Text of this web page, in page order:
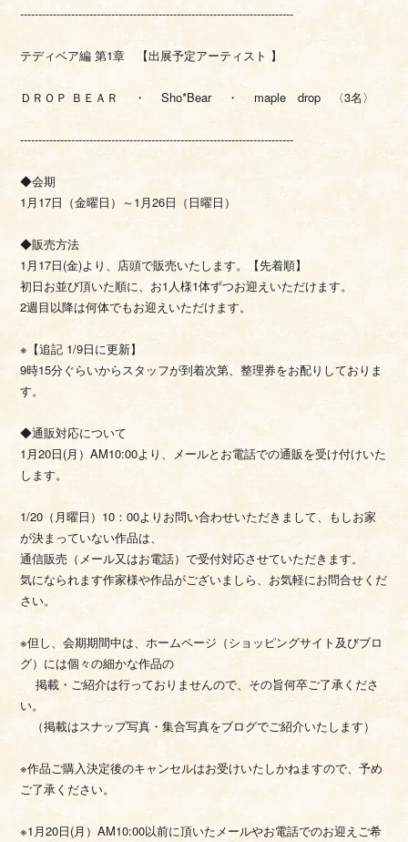
---------------------------------------------------------------------------
テディベア編 第1章 【出展予定アーティスト 】
ＤＲＯＰ ＢＥＡＲ ・ Sho*Bear ・ maple drop 〈3名〉
---------------------------------------------------------------------------
◆会期
1月17日（金曜日）～1月26日（日曜日）
◆販売方法
1月17日(金)より、店頭で販売いたします。【先着順】
初日お並び頂いた順に、お1人様1体ずつお迎えいただけます。
2週目以降は何体でもお迎えいただけます。
※【追記 1/9日に更新】
9時15分ぐらいからスタッフが到着次第、整理券をお配りしておりま
す。
◆通販対応について
1月20日(月）AM10:00より、メールとお電話での通販を受け付けいた
します。
1/20（月曜日）10：00よりお問い合わせいただきまして、もしお家
が決まっていない作品は、
通信販売（メール又はお電話）で受付対応させていただきます。
気になられます作家様や作品がございましら、お気軽にお問合せくだ
さい。
※但し、会期期間中は、ホームページ（ショッピングサイト及びブロ
グ）には個々の細かな作品の
掲載・ご紹介は行っておりませんので、その旨何卒ご了承くださ
い。
（掲載はスナップ写真・集合写真をブログでご紹介いたします）
※作品ご購入決定後のキャンセルはお受けいたしかねますので、予め
ご了承ください。
※1月20日(月）AM10:00以前に頂いたメールやお電話でのお迎えご希